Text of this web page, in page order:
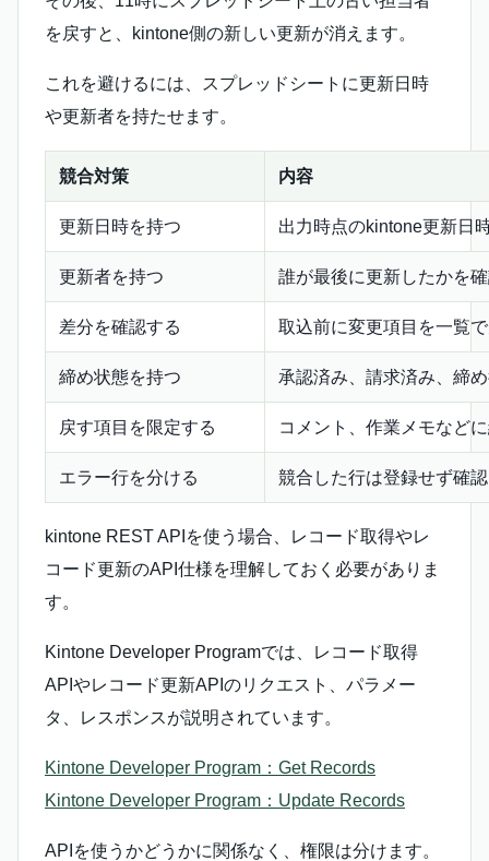
を戻すと、kintone側の新しい更新が消えます。
これを避けるには、スプレッドシートに更新日時
や更新者を持たせます。
競合対策 内容
更新日時を持つ 出力時点のkintone更新日
更新者を持つ 誰が最後に更新したかを
差分を確認する 取込前に変更項目を一覧
締め状態を持つ 承認済み、請求済み、締
戻す項目を限定する コメント、作業メモなど
エラー行を分ける 競合した行は登録せず確
kintone REST APIを使う場合、レコード取得やレ
コード更新のAPI仕様を理解しておく必要がありま
す。
Kintone Developer Programでは、レコード取得
APIやレコード更新APIのリクエスト、パラメー
タ、レスポンスが説明されています。
Kintone Developer Program：Get Records
Kintone Developer Program：Update Records
APIを使うかどうかに関係なく、権限は分けます。